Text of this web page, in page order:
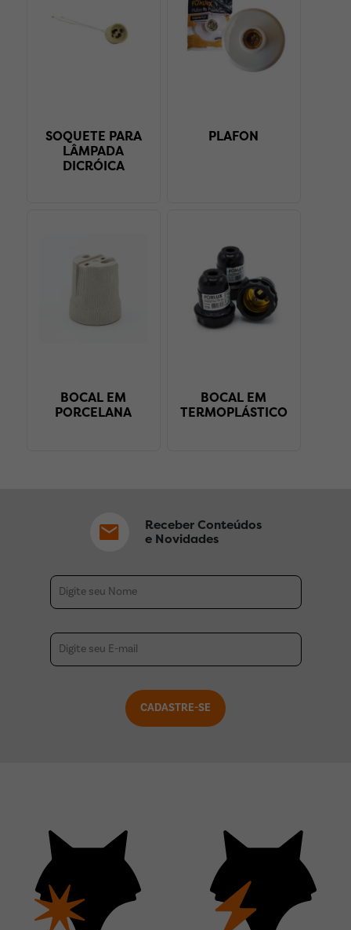
SOQUETE PARA
LÂMPADA
DICRÓICA
PLAFON
BOCAL EM
PORCELANA
BOCAL EM
TERMOPLÁSTICO
Receber Conteúdos
e Novidades